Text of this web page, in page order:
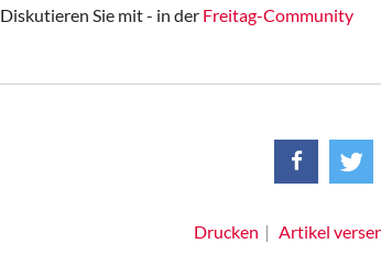
Diskutieren Sie mit - in der Freitag-Community
Drucken Artikel